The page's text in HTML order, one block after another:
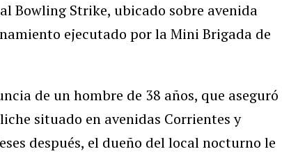
Bowling Strike, ubicado sobre avenida
ejecutado por la Mini Brigada de
de un hombre de 38 años, que aseguró
situado en avenidas Corrientes y
después, el dueño del local nocturno le